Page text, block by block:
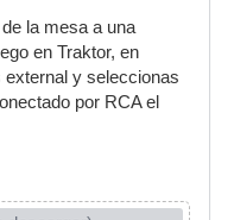
la mesa a una
en Traktor, en
external y seleccionas
por RCA el